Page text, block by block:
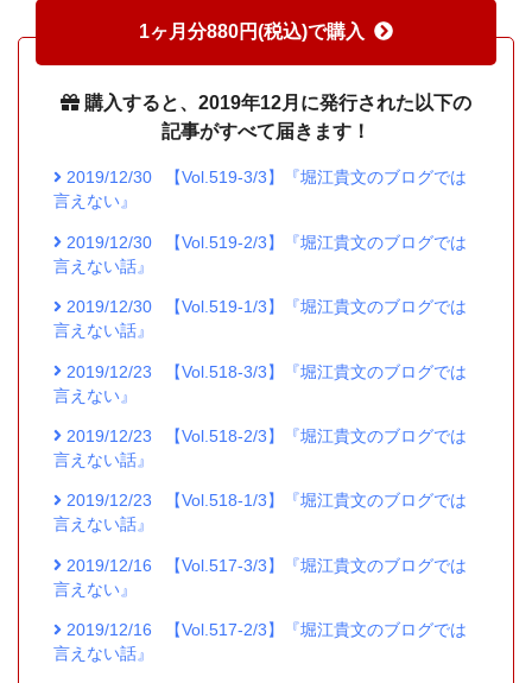
1ヶ月分880円(税込)で購入
購入すると、2019年12月に発行された以下の
記事がすべて届きます！
2019/12/30
【Vol.519-3/3】『堀江貴文のブログでは
言えない』
2019/12/30
【Vol.519-2/3】『堀江貴文のブログでは
言えない話』
2019/12/30
【Vol.519-1/3】『堀江貴文のブログでは
言えない話』
2019/12/23
【Vol.518-3/3】『堀江貴文のブログでは
言えない』
2019/12/23
【Vol.518-2/3】『堀江貴文のブログでは
言えない話』
2019/12/23
【Vol.518-1/3】『堀江貴文のブログでは
言えない話』
2019/12/16
【Vol.517-3/3】『堀江貴文のブログでは
言えない』
2019/12/16
【Vol.517-2/3】『堀江貴文のブログでは
言えない話』